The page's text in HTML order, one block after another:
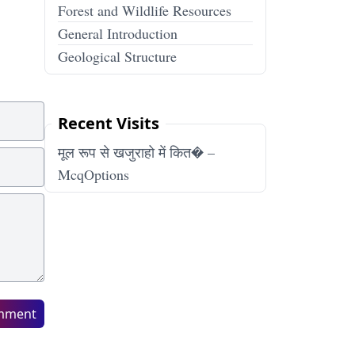
Forest and Wildlife Resources
General Introduction
Geological Structure
Recent Visits
मूल रूप से खजुराहो में कित� –
McqOptions